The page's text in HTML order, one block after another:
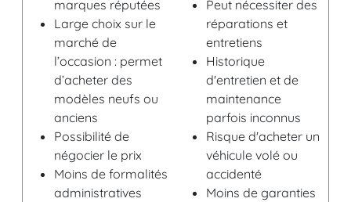
marques réputées
Large choix sur le
marché de
l’occasion : permet
d’acheter des
modèles neufs ou
anciens
Possibilité de
négocier le prix
Moins de formalités
administratives
Peut nécessiter des
réparations et
entretiens
Historique
d'entretien et de
maintenance
parfois inconnus
Risque d'acheter un
véhicule volé ou
accidenté
Moins de garanties